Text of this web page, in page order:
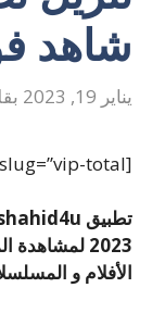
شاهد
يناير 19, 2023
[text-blocks id=”1968″ slug=”vip-total”]
2023
الأفلام و